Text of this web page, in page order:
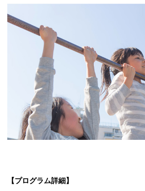
【プログラム詳細】